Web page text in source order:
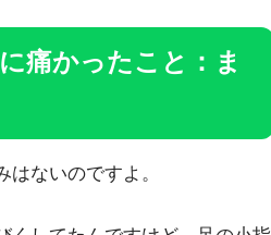
痛かったこと：ま
ないのですよ。